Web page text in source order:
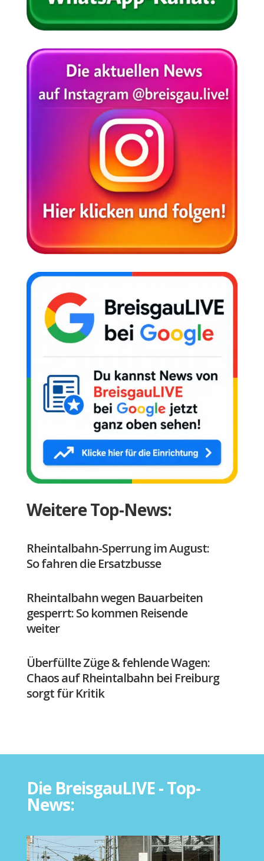
Weitere Top-News:
Rheintalbahn-Sperrung im August:
So fahren die Ersatzbusse
Rheintalbahn wegen Bauarbeiten
gesperrt: So kommen Reisende
weiter
Überfüllte Züge & fehlende Wagen:
Chaos auf Rheintalbahn bei Freiburg
sorgt für Kritik
Die BreisgauLIVE - Top-
News: